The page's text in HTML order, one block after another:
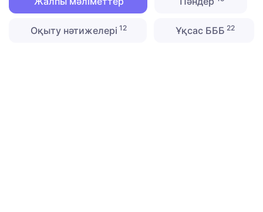
Оқыту нәтижелері 12 Ұқсас БББ 22